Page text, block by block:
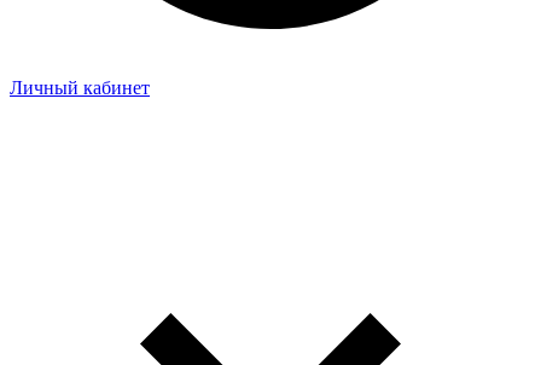
Личный кабинет